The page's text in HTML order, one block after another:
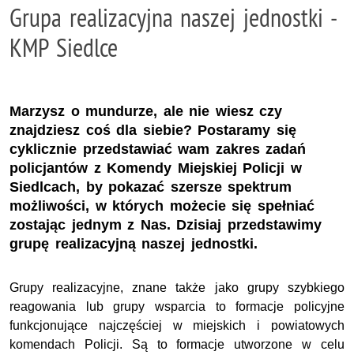
Grupa realizacyjna naszej jednostki -
KMP Siedlce
Marzysz o mundurze, ale nie wiesz czy
znajdziesz coś dla siebie? Postaramy się
cyklicznie przedstawiać wam zakres zadań
policjantów z Komendy Miejskiej Policji w
Siedlcach, by pokazać szersze spektrum
możliwości, w których możecie się spełniać
zostając jednym z Nas. Dzisiaj przedstawimy
grupę realizacyjną naszej jednostki.
Grupy realizacyjne, znane także jako grupy szybkiego
reagowania lub grupy wsparcia to formacje policyjne
funkcjonujące najczęściej w miejskich i powiatowych
komendach Policji. Są to formacje utworzone w celu